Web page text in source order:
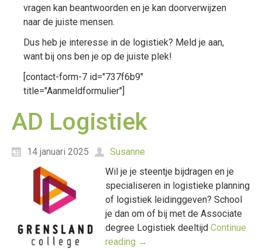
vragen kan beantwoorden en je kan doorverwijzen
naar de juiste mensen.
Dus heb je interesse in de logistiek? Meld je aan,
want bij ons ben je op de juiste plek!
[contact-form-7 id="737f6b9"
title="Aanmeldformulier"]
AD Logistiek
14 januari 2025
Susanne
Wil je je steentje bijdragen en je
specialiseren in logistieke planning
of logistiek leidinggeven? School
je dan om of bij met de Associate
degree Logistiek deeltijd Continue
reading →